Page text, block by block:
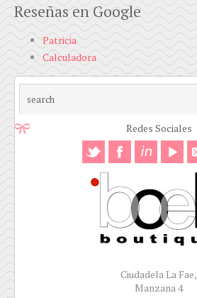
Reseñas en Google
Patricia
Calculadora
Redes Sociales
Ciudadela La Fae,
Manzana 4